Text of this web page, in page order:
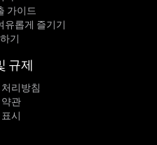
가이드
유롭게 즐기기
기
규제
리방침
관
시